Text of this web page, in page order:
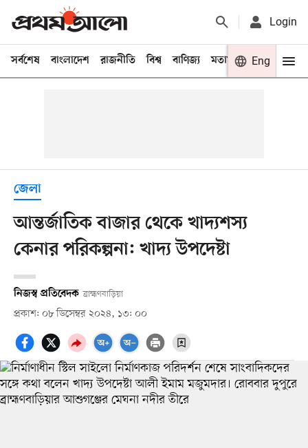
Login
সর্বশেষ বাংলাদেশ রাজনীতি বিশ্ব বাণিজ্য মতামত খেলা
Eng
জেলা
আন্তর্জাতিক বাজার থেকে খাদ্যশস্য
কেনার পরিকল্পনা: খাদ্য উপদেষ্টা
নিজস্ব প্রতিবেদক ব্রাহ্মণবাড়িয়া
প্রকাশ: ০৮ ডিসেম্বর ২০২৪, ১৩: ০০